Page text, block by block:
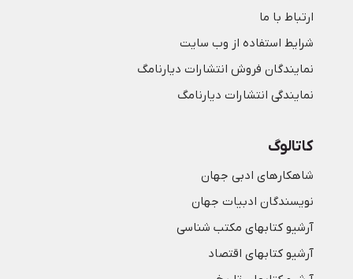
ارتباط با ما
شرایط استفاده از وب سایت
نمایندگان فروش انتشارات دیارنامگ
نمایندگی انتشارات دیارنامگ
کاتالوگ
شاهکارهای ادبی جهان
نویسندگان ادبیات جهان
آرشیو کتابهای مکتب شناسی
آرشیو کتابهای اقتصاد